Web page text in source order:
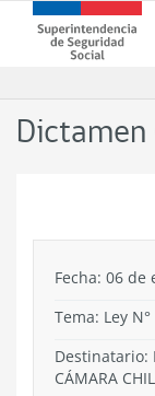
contenido
de
-
Fecha: 06 de
Tema: Ley
Destinatario:
CÁMARA